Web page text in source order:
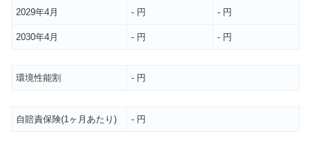
2029年4月 - 円 - 円
2030年4月 - 円 - 円
環境性能割 - 円
自賠責保険(1ヶ月あたり) - 円